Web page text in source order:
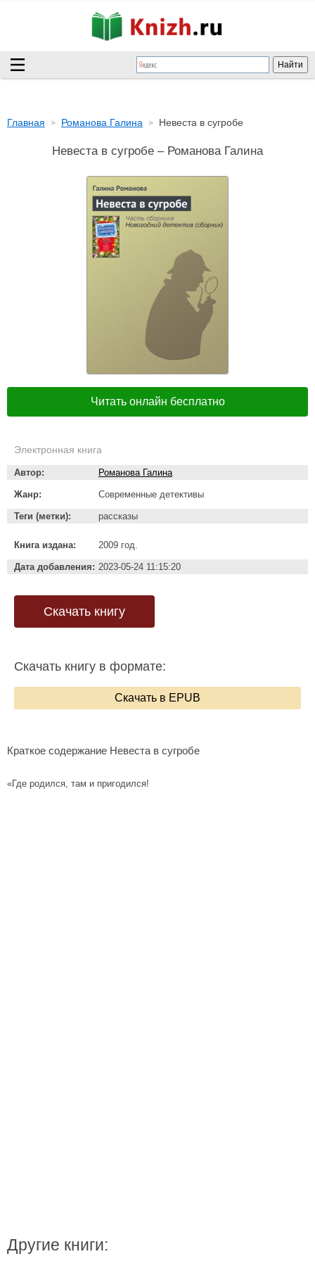
Главная Романова Галина Невеста в сугробе
Невеста в сугробе – Романова Галина
Читать онлайн бесплатно
Электронная книга
Автор: Романова Галина
Жанр: Современные детективы
Теги (метки): рассказы
Книга издана: 2009 год.
Дата добавления: 2023-05-24 11:15:20
Скачать книгу
Скачать книгу в формате:
Скачать в EPUB
Краткое содержание Невеста в сугробе
«Где родился, там и пригодился!
Другие книги: